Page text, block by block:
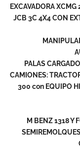
EXCAVADORA
JCB 3C 4X4 CON
PALAS
CAMIONES:
300 con EQUIPO
M BENZ 1318 Y